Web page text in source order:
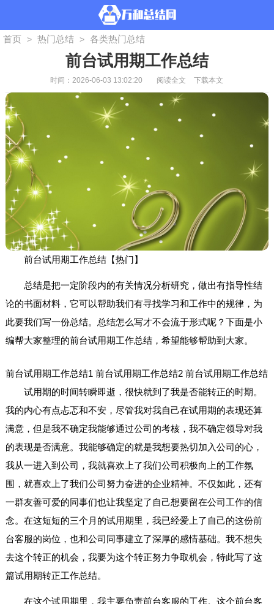
首页 > 热门总结 > 各类热门总结
前台试用期工作总结
时间：2026-06-03 13:02:20 阅读全文 下载本文
前台试用期工作总结【热门】
总结是把一定阶段内的有关情况分析研究，做出有指导性结
论的书面材料，它可以帮助我们有寻找学习和工作中的规律，为
此要我们写一份总结。总结怎么写才不会流于形式呢？下面是小
编帮大家整理的前台试用期工作总结，希望能够帮助到大家。
前台试用期工作总结1
试用期的时间转瞬即逝，很快就到了我是否能转正的时期。
我的内心有点忐忑和不安，尽管我对我自己在试用期的表现还算
满意，但是我不确定我能够通过公司的考核，我不确定领导对我
的表现是否满意。我能够确定的就是我想要热切加入公司的心，
我从一进入到公司，我就喜欢上了我们公司积极向上的工作氛
围，就喜欢上了我们公司努力奋进的企业精神。不仅如此，还有
一群友善可爱的同事们也让我坚定了自己想要留在公司工作的信
念。在这短短的三个月的试用期里，我已经爱上了自己的这份前
台客服的岗位，也和公司同事建立了深厚的感情基础。我不想失
去这个转正的机会，我要为这个转正努力争取机会，特此写了这
篇试用期转正工作总结。
在这个试用期里，我主要负责前台客服的工作。这个前台客
前台试用期工作总结2 前台试用期工作总结